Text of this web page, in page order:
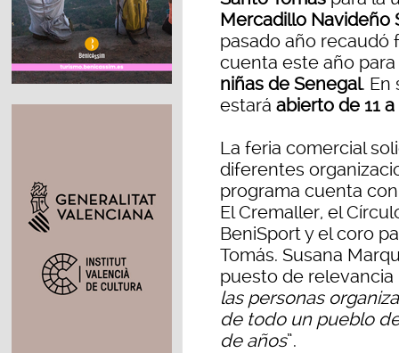
Mercadillo Navideño
pasado año recaudó
cuenta este año
niñas de Senegal. En
estará abierto de 11
La feria comercial
diferentes
programa cuenta
El Cremaller, el
BeniSport y el coro
Tomás. Susana
puesto de relevancia
las personas
de todo un pueblo
de años”.